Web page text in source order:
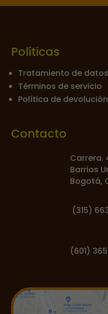
Políticas
Tratamiento de datos
Términos de servicio
Política de devolución
Contacto
Carrera.
Barrios
Bogotá,
(315)
(601)